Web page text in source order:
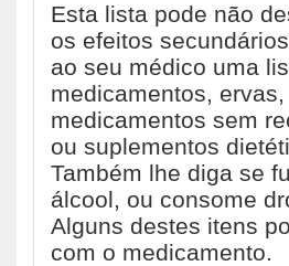
Esta lista pode não
os efeitos
ao seu médico uma
medicamentos, ervas,
medicamentos sem
ou suplementos
Também lhe diga se
álcool, ou consome
Alguns destes itens
com o medicamento.